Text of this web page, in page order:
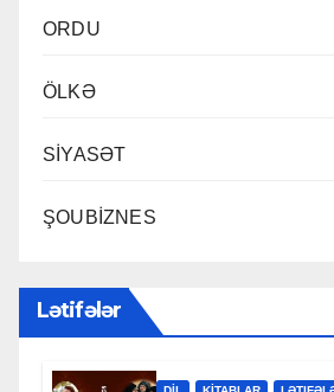
ORDU
ÖLKƏ
SİYASƏT
ŞOUBİZNES
Lətifələr